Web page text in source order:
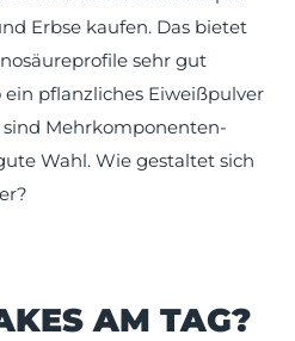
Erbse kaufen. Das bietet
sehr gut
pflanzliches Eiweißpulver
Mehrkomponenten-
Wahl. Wie gestaltet sich
AM TAG?